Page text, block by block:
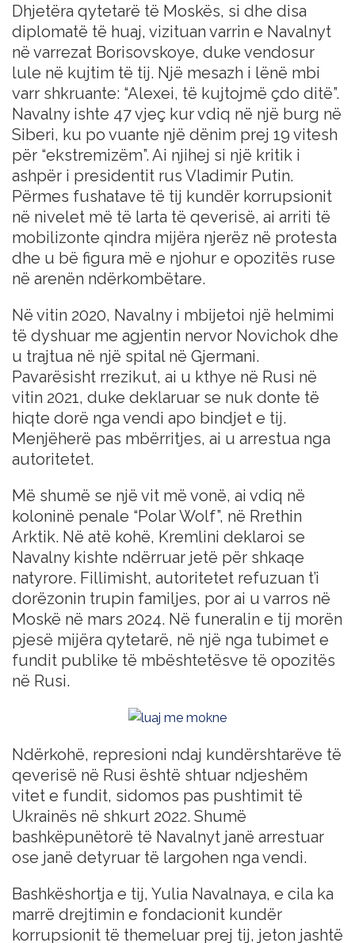
Dhjetëra qytetarë të Moskës, si dhe disa
diplomatë të huaj, vizituan varrin e Navalnyt
në varrezat Borisovskoye, duke vendosur
lule në kujtim të tij. Një mesazh i lënë mbi
varr shkruante: “Alexei, të kujtojmë çdo ditë”.
Navalny ishte 47 vjeç kur vdiq në një burg në
Siberi, ku po vuante një dënim prej 19 vitesh
për “ekstremizëm”. Ai njihej si një kritik i
ashpër i presidentit rus Vladimir Putin.
Përmes fushatave të tij kundër korrupsionit
në nivelet më të larta të qeverisë, ai arriti të
mobilizonte qindra mijëra njerëz në protesta
dhe u bë figura më e njohur e opozitës ruse
në arenën ndërkombëtare.
Në vitin 2020, Navalny i mbijetoi një helmimi
të dyshuar me agjentin nervor Novichok dhe
u trajtua në një spital në Gjermani.
Pavarësisht rrezikut, ai u kthye në Rusi në
vitin 2021, duke deklaruar se nuk donte të
hiqte dorë nga vendi apo bindjet e tij.
Menjëherë pas mbërritjes, ai u arrestua nga
autoritetet.
Më shumë se një vit më vonë, ai vdiq në
koloninë penale “Polar Wolf”, në Rrethin
Arktik. Në atë kohë, Kremlini deklaroi se
Navalny kishte ndërruar jetë për shkaqe
natyrore. Fillimisht, autoritetet refuzuan t’i
dorëzonin trupin familjes, por ai u varros në
Moskë në mars 2024. Në funeralin e tij morën
pjesë mijëra qytetarë, në një nga tubimet e
fundit publike të mbështetësve të opozitës
në Rusi.
Ndërkohë, represioni ndaj kundërshtarëve të
qeverisë në Rusi është shtuar ndjeshëm
vitet e fundit, sidomos pas pushtimit të
Ukrainës në shkurt 2022. Shumë
bashkëpunëtorë të Navalnyt janë arrestuar
ose janë detyruar të largohen nga vendi.
Bashkëshortja e tij, Yulia Navalnaya, e cila ka
marrë drejtimin e fondacionit kundër
korrupsionit të themeluar prej tij, jeton jashtë